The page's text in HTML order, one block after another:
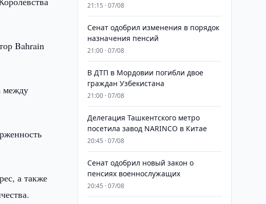
Bahrain
между
а также
21:15 · 07/08
Сенат одобрил изменения в порядок
назначения пенсий
21:00 · 07/08
В ДТП в Мордовии погибли двое
граждан Узбекистана
21:00 · 07/08
Делегация Ташкентского метро
посетила завод NARINCO в Китае
20:45 · 07/08
Сенат одобрил новый закон о
пенсиях военнослужащих
20:45 · 07/08